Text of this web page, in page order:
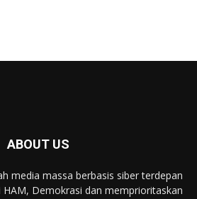
ABOUT US
media massa berbasis siber terdepan
Demokrasi dan memprioritaskan